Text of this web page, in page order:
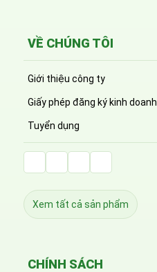
VỀ CHÚNG TÔI
Giới thiệu công ty
Giấy phép đăng ký kinh doanh
Tuyển dụng
Xem tất cả sản phẩm
CHÍNH SÁCH